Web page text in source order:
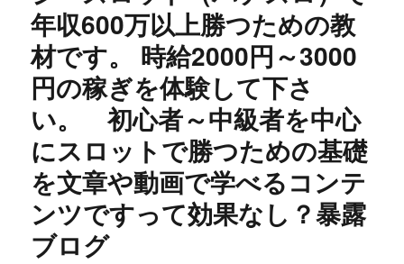
ト
メ
ッ
ド
（メ
ー
ル
サ
ポ
ー
ト、
年収600万以上勝つための教
材です。 時給2000円～3000
円の稼ぎを体験して下さ
い。 初心者～中級者を中心
にスロットで勝つための基礎
を文章や動画で学べるコンテ
ンツですって効果なし？暴露
ブログ